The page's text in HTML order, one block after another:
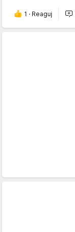
1 · Reaguj